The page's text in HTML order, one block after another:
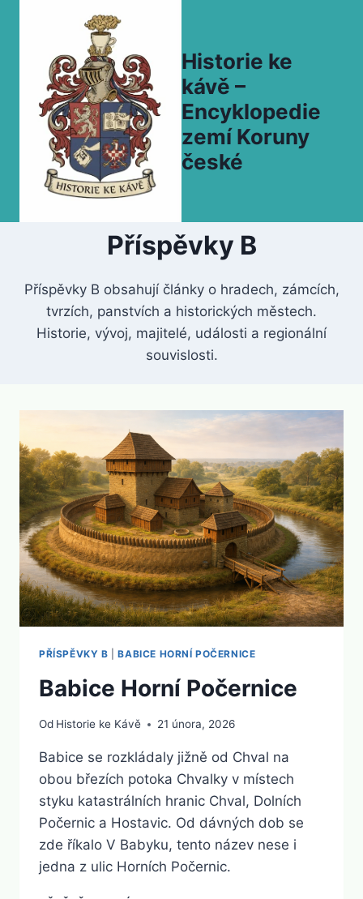
Historie ke
kávě –
Encyklopedie
zemí Koruny
české
Příspěvky B
Příspěvky B obsahují články o hradech, zámcích,
tvrzích, panstvích a historických městech.
Historie, vývoj, majitelé, události a regionální
souvislosti.
PŘÍSPĚVKY B |BABICE HORNÍ POČERNICE
Babice Horní Počernice
Od Historie ke Kávě 21 února, 2026
Babice se rozkládaly jižně od Chval na
obou březích potoka Chvalky v místech
styku katastrálních hranic Chval, Dolních
Počernic a Hostavic. Od dávných dob se
zde říkalo V Babyku, tento název nese i
jedna z ulic Horních Počernic.